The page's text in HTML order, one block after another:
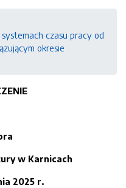
czasu pracy od
okresie
w Karnicach
ia 2025 r.